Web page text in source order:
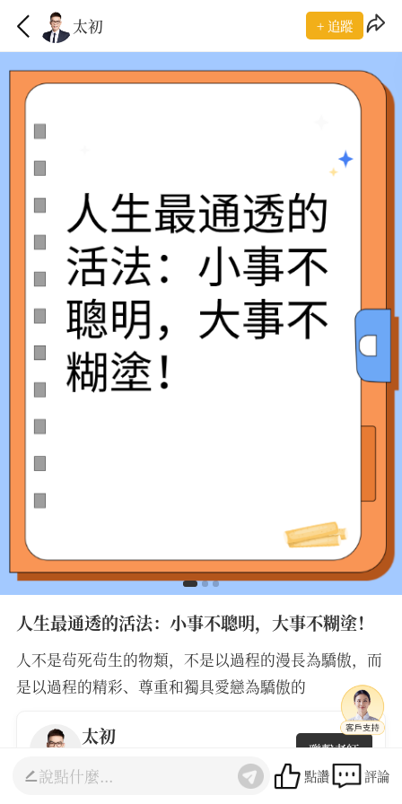
太初 + 追蹤
人生最通透的活法：小事不聰明，大事不糊塗！
人不是茍死茍生的物類，不是以過程的漫長為驕傲，而
是以過程的精彩、尊重和獨具愛戀為驕傲的
太初
聯繫老師
點讚
評論